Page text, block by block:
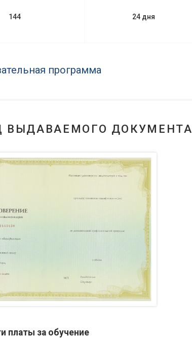
144 24 дня
программа
ВЫДАВАЕМОГО ДОКУМЕНТА
платы за обучение